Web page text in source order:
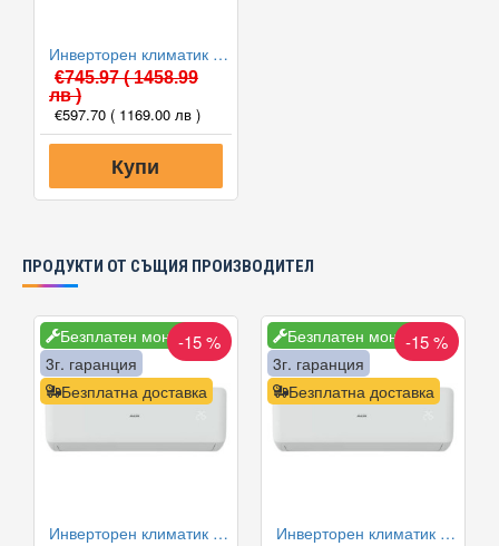
Инверторен климатик Alpin ASW-35PTT Pro, WIFI, 12000 BTU, Клас А++
€745.97( 1458.99
лв )
€597.70 ( 1169.00 лв )
Купи
ПРОДУКТИ ОТ СЪЩИЯ ПРОИЗВОДИТЕЛ
Безплатен монтаж
Безплатна доставка
3г. гаранция
-15 %
Инверторен климатик AUX ASW-H09B5A4/FAR3DI-C0 Freedom ECO, 9000 BTU, Клас A++
Безплатен монтаж
Безплатна доставка
3г. гаранция
-15 %
Инверторен климатик AUX ASW-H09B5A4/FAR3DI-C0 Freedom, 9000 BTU, Клас A++